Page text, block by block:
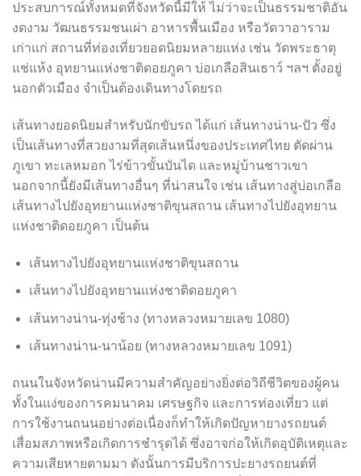
ประสบการณ์ทั้งหมดที่จังหวัดนี้มีให้ ไม่ว่าจะเป็นธรรมชาติอัน
งดงาม วัฒนธรรมชนเผ่า อาหารพื้นเมือง หรือวัดวาอาราม
เก่าแก่ สถานที่ท่องเที่ยวยอดนิยมหลายแห่ง เช่น วัดพระธาตุ
แช่แห้ง อุทยานแห่งชาติดอยภูคา บ่อเกลือสินเธาว์ ฯลฯ ตั้งอยู่
นอกตัวเมือง จำเป็นต้องเดินทางโดยรถ
เส้นทางยอดนิยมสำหรับนักขับรถ ได้แก่ เส้นทางน่าน-ปัว ซึ่ง
เป็นเส้นทางที่สวยงามที่สุดเส้นหนึ่งของประเทศไทย ตัดผ่าน
ภูเขา ทะเลหมอก ไร่ข้าวขั้นบันได และหมู่บ้านชาวเขา
นอกจากนี้ยังมีเส้นทางอื่นๆ ที่น่าสนใจ เช่น เส้นทางสู่บ่อเกลือ
เส้นทางไปยังอุทยานแห่งชาติขุนสถาน เส้นทางไปยังอุทยาน
แห่งชาติดอยภูคา เป็นต้น
เส้นทางไปยังอุทยานแห่งชาติขุนสถาน
เส้นทางไปยังอุทยานแห่งชาติดอยภูคา
เส้นทางน่าน-ทุ่งช้าง (ทางหลวงหมายเลข 1080)
เส้นทางน่าน-นาน้อย (ทางหลวงหมายเลข 1091)
ถนนในจังหวัดน่านมีความสำคัญอย่างยิ่งต่อวิถีชีวิตของผู้คน
ทั้งในแง่ของการคมนาคม เศรษฐกิจ และการท่องเที่ยว แต่
การใช้งานถนนอย่างต่อเนื่องก็ทำให้เกิดปัญหายางรถยนต์
เสื่อมสภาพหรือเกิดการชำรุดได้ ซึ่งอาจก่อให้เกิดอุบัติเหตุและ
ความเสียหายตามมา ดังนั้นการมีบริการปะยางรถยนต์ที่